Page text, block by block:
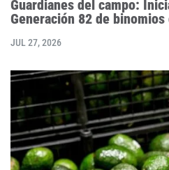
Guardianes del campo:
Generación 82 de binomios
JUL 27, 2026